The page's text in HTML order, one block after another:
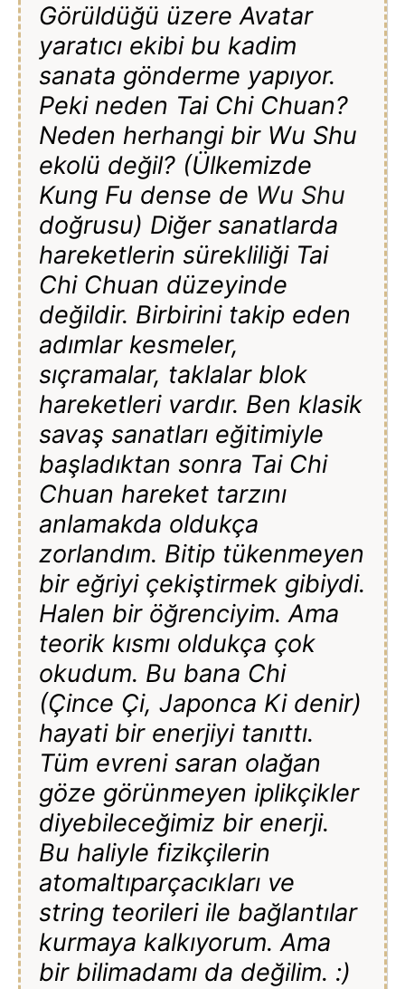
Görüldüğü üzere Avatar
yaratıcı ekibi bu kadim
sanata gönderme yapıyor.
Peki neden Tai Chi Chuan?
Neden herhangi bir Wu Shu
ekolü değil? (Ülkemizde
Kung Fu dense de Wu Shu
doğrusu) Diğer sanatlarda
hareketlerin sürekliliği Tai
Chi Chuan düzeyinde
değildir. Birbirini takip eden
adımlar kesmeler,
sıçramalar, taklalar blok
hareketleri vardır. Ben klasik
savaş sanatları eğitimiyle
başladıktan sonra Tai Chi
Chuan hareket tarzını
anlamakda oldukça
zorlandım. Bitip tükenmeyen
bir eğriyi çekiştirmek gibiydi.
Halen bir öğrenciyim. Ama
teorik kısmı oldukça çok
okudum. Bu bana Chi
(Çince Çi, Japonca Ki denir)
hayati bir enerjiyi tanıttı.
Tüm evreni saran olağan
göze görünmeyen iplikçikler
diyebileceğimiz bir enerji.
Bu haliyle fizikçilerin
atomaltıparçacıkları ve
string teorileri ile bağlantılar
kurmaya kalkıyorum. Ama
bir bilimadamı da değilim. :)